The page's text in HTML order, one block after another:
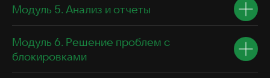
Модуль 5. Анализ и отчеты
Модуль 6. Решение проблем с
блокировками